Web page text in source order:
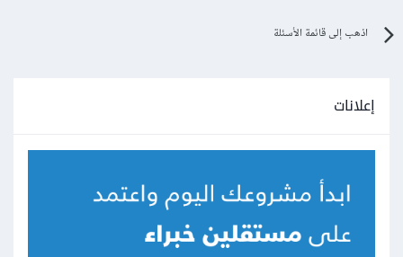
اذهب إلى قائمة الأسئلة
إعلانات